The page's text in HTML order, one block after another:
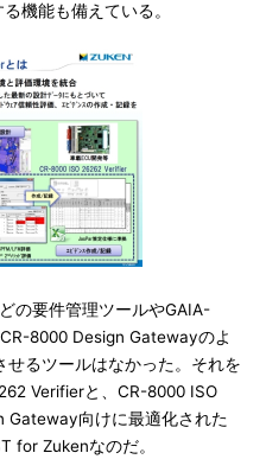
機能も備えている。
の要件管理ツールやGAIA-
8000 Design Gatewayのよ
せるツールはなかった。それを
Verifierと、CR-8000 ISO
Gateway向けに最適化された
for Zukenなのだ。